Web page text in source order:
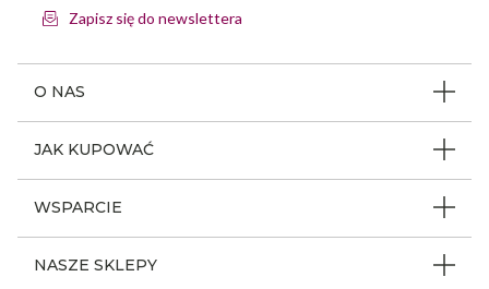
O NAS
Dlaczego FLK
JAK KUPOWAĆ
Polityka prywatności
WSPARCIE
NASZE SKLEPY
Zapisz się do newslettera